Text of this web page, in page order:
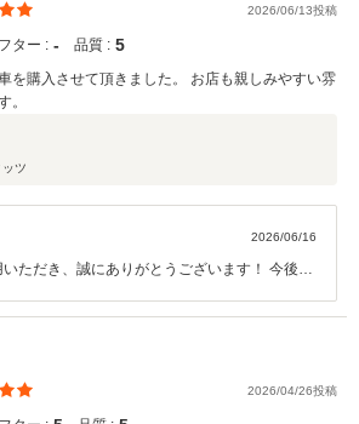
2026/06/13投稿
ター : ‐ 品質 : 5
を購入させて頂きました。 お店も親しみやすい雰
。
ッツ
2026/06/16
だき、誠にありがとうございます！ 今後も
ました。
2026/04/26投稿